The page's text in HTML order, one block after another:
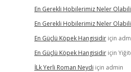
En Gerekli Hobilerimiz Neler
En Gerekli Hobilerimiz Neler
En Güçlü Köpek Hangisidiriçin
En Güçlü Köpek Hangisidiriçin
İLk Yerli Roman Neydi için admin